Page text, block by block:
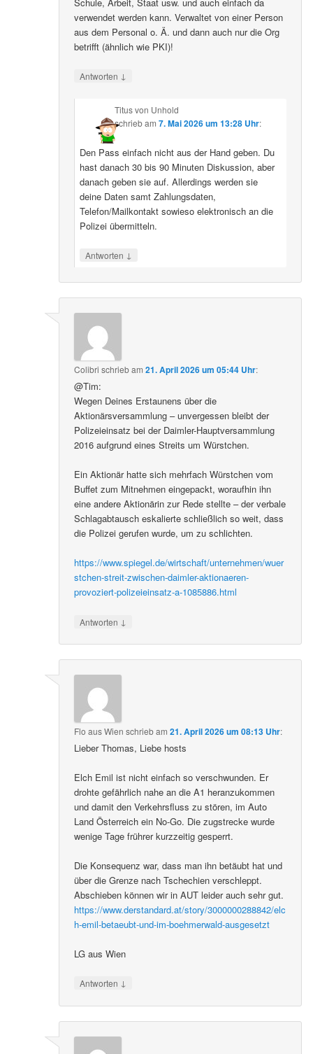
verwendet werden kann. Verwaltet von einer Person
aus dem Personal o. Ä. und dann auch nur die Org
betrifft (ähnlich wie PKI)!
Antworten ↓
Titus von Unhold
schriebam 7. Mai 2026 um 13:28 Uhr:
Den Pass einfach nicht aus der Hand geben. Du
hast danach 30 bis 90 Minuten Diskussion, aber
danach geben sie auf. Allerdings werden sie
deine Daten samt Zahlungsdaten,
Telefon/Mailkontakt sowieso elektronisch an die
Polizei übermitteln.
Antworten ↓
Colibri schriebam21. April 2026 um 05:44 Uhr:
@Tim:
Wegen Deines Erstaunens über die
Aktionärsversammlung – unvergessen bleibt der
Polizeieinsatz bei der Daimler-Hauptversammlung
2016 aufgrund eines Streits um Würstchen.
Ein Aktionär hatte sich mehrfach Würstchen vom
Buffet zum Mitnehmen eingepackt, woraufhin ihn
eine andere Aktionärin zur Rede stellte – der verbale
Schlagabtausch eskalierte schließlich so weit, dass
die Polizei gerufen wurde, um zu schlichten.
https://www.spiegel.de/wirtschaft/unternehmen/wuer
stchen-streit-zwischen-daimler-aktionaeren-
provoziert-polizeieinsatz-a-1085886.html
Antworten ↓
Flo aus Wien schriebam21. April 2026 um 08:13 Uhr:
Lieber Thomas, Liebe hosts
Elch Emil ist nicht einfach so verschwunden. Er
drohte gefährlich nahe an die A1 heranzukommen
und damit den Verkehrsfluss zu stören, im Auto
Land Österreich ein No-Go. Die zugstrecke wurde
wenige Tage frührer kurzzeitig gesperrt.
Die Konsequenz war, dass man ihn betäubt hat und
über die Grenze nach Tschechien verschleppt.
Abschieben können wir in AUT leider auch sehr gut.
https://www.derstandard.at/story/3000000288842/elc
h-emil-betaeubt-und-im-boehmerwald-ausgesetzt
LG aus Wien
Antworten ↓